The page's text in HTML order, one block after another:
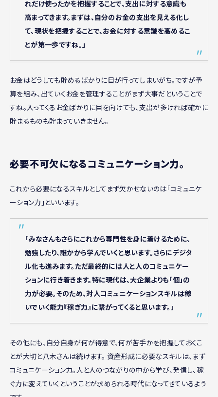
れだけ使ったかを把握することで、支出に対する意識も
高まってきます。まずは、自分のお金の支出を見える化し
て、現状を把握することで、お金に対する意識を高めるこ
とが第一歩ですね。」
お金はどうしても貯めるばかりに目が行ってしまいがち。ですが予
算を組み、出ていくお金を管理することがまず大事だということで
すね。入ってくるお金ばかりに目を向けても、支出が多ければ確かに
貯まるものも貯まっていきません。
必要不可欠になるコミュニケーション力。
これから必要になるスキルとしてまず欠かせないのは「コミュニケ
ーション力」といいます。
「みなさんもさらにこれから専門性を身に着けるために、
勉強したり、誰かから学んでいくと思います。さらにデジタ
ル化も進みます。ただ最終的には人と人のコミュニケー
ションに行き着きます。特に現代は、大企業よりも「個」の
力が必要。そのため、対人コミュニケーションスキルは稼
いでいく能力『稼ぎ力』に繋がってくると思います。」
その他にも、自分自身が何が得意で、何が苦手かを把握しておくこ
とが大切と八木さんは続けます。 資産形成に必要なスキルは、まず
コミュニケーション力。人と人のつながりの中から学び、発信し、稼
ぐ力に変えていくということが求められる時代になってきているよう